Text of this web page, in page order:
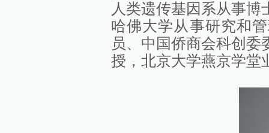
人类遗传基因系从事
哈佛大学从事研究和
员、中国侨商会科创
授，北京大学燕京学堂